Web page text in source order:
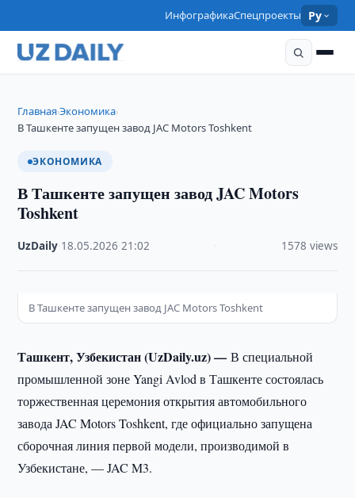
ИнфографикаСпецпроекты Ру
Главная›Экономика›
В Ташкенте запущен завод JAC Motors Toshkent
ЭКОНОМИКА
В Ташкенте запущен завод JAC Motors
Toshkent
UzDaily 18.05.2026 ·21:02 1578 views
В Ташкенте запущен завод JAC Motors Toshkent
Ташкент, Узбекистан (UzDaily.uz) —В специальной
промышленной зоне Yangi Avlod в Ташкенте состоялась
торжественная церемония открытия автомобильного
завода JAC Motors Toshkent, где официально запущена
сборочная линия первой модели, производимой в
Узбекистане, — JAC M3.